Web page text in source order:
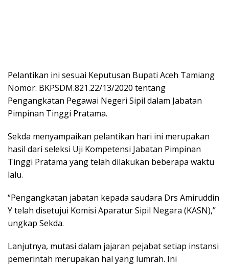
Pelantikan ini sesuai Keputusan Bupati Aceh Tamiang
Nomor: BKPSDM.821.22/13/2020 tentang
Pengangkatan Pegawai Negeri Sipil dalam Jabatan
Pimpinan Tinggi Pratama.
Sekda menyampaikan pelantikan hari ini merupakan
hasil dari seleksi Uji Kompetensi Jabatan Pimpinan
Tinggi Pratama yang telah dilakukan beberapa waktu
lalu.
“Pengangkatan jabatan kepada saudara Drs Amiruddin
Y telah disetujui Komisi Aparatur Sipil Negara (KASN),”
ungkap Sekda.
Lanjutnya, mutasi dalam jajaran pejabat setiap instansi
pemerintah merupakan hal yang lumrah. Ini